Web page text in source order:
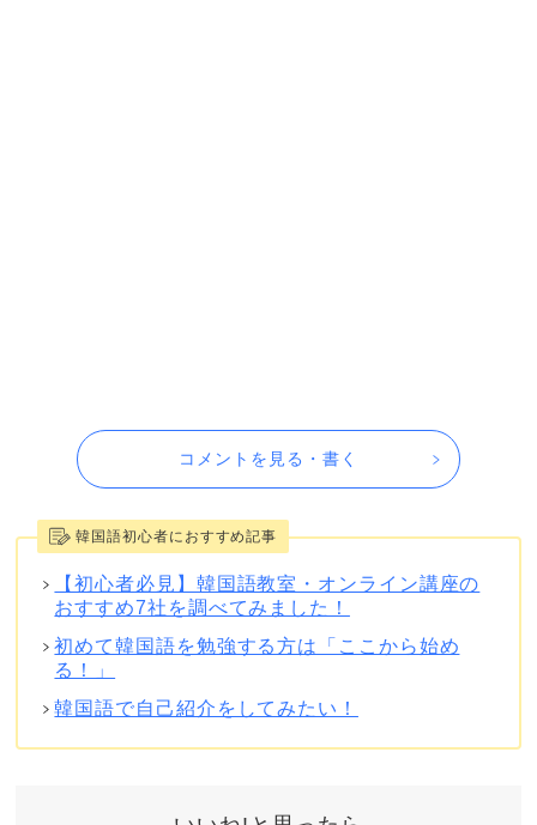
コメントを見る・書く
韓国語初心者におすすめ記事
【初心者必見】韓国語教室・オンライン講座の
おすすめ7社を調べてみました！
初めて韓国語を勉強する方は「ここから始め
る！」
韓国語で自己紹介をしてみたい！